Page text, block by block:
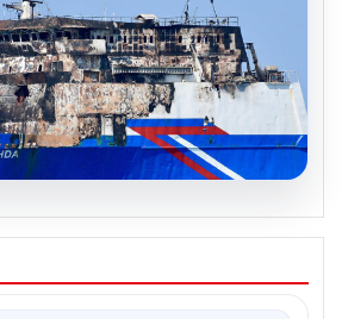
vurulan gemiden ilk
ulaştı ve saldırının